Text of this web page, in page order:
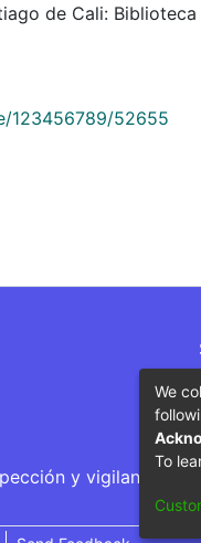
de Cali: Biblioteca
123456789/52655
y vigilancia
We
To